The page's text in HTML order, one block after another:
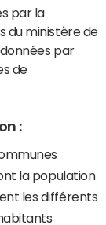
par la
du ministère de
données par
de
:
la population
les différents